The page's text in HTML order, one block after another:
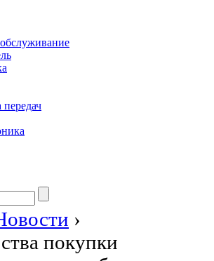
передач
›
покупки